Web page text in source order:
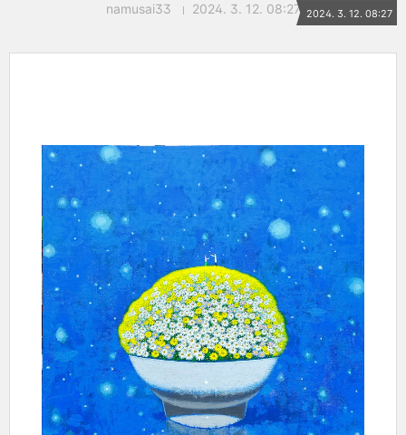
namusai33 2024. 3. 12. 08:27 2024. 3. 12. 08:27